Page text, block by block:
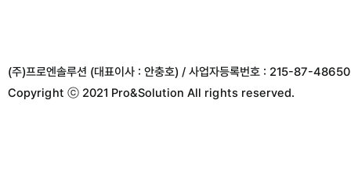
(주)프로엔솔루션 (대표이사 : 안충호) / 사업자등록번호 : 215-87-
Copyright ⓒ 2021 Pro&Solution All rights reserved.